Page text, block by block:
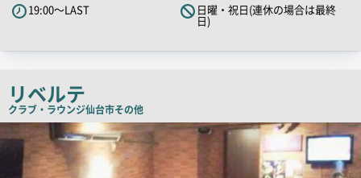
キ
ッ
コ
ピ
ー
19:00～LAST
日曜・祝日(連休の場合は最終
日)
リベルテ
クラブ・ラウンジ仙台市その他
店
舗
PR